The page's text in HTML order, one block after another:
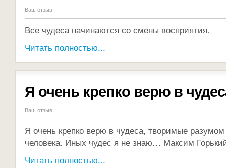
Ваш отзыв
Все чудеса начинаются со смены восприятия.
Читать полностью...
Я очень крепко верю в
Ваш отзыв
Я очень крепко верю в чудеса, творимые
человека. Иных чудес я не знаю… Максим
Читать полностью...